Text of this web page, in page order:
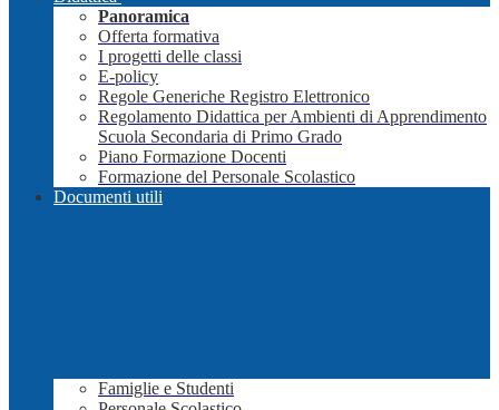
Panoramica
Offerta formativa
I progetti delle classi
E-policy
Regole Generiche Registro Elettronico
Regolamento Didattica per Ambienti di Apprendimento
Scuola Secondaria di Primo Grado
Piano Formazione Docenti
Formazione del Personale Scolastico
Documenti utili
Famiglie e Studenti